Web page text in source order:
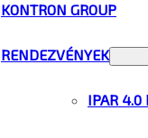
KONTRON GROUP
RENDEZVÉNYEK
IPAR 4.0